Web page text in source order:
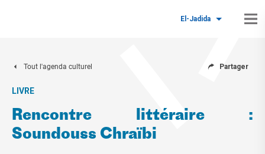
El-Jadida
Tout l'agenda culturel Partager
LIVRE
Rencontre littéraire :
Soundouss Chraïbi